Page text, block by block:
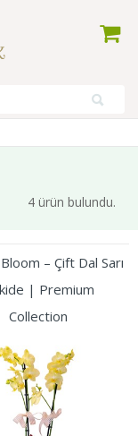
4 ürün bulundu.
– Çift Dal Sarı
| Premium
Collection